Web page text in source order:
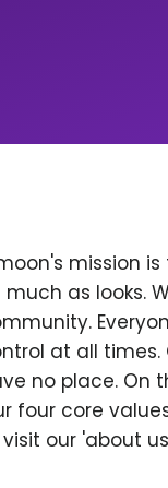
mission
much as looks.
at all times.
no place. On
four core
our 'about